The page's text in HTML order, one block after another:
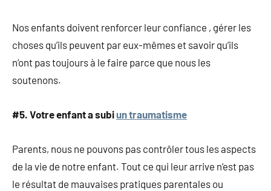
Nos enfants doivent renforcer leur confiance , gérer les
choses qu’ils peuvent par eux-mêmes et savoir qu’ils
n’ont pas toujours à le faire parce que nous les
soutenons.
#5. Votre enfant a subiun traumatisme
Parents, nous ne pouvons pas contrôler tous les aspects
de la vie de notre enfant. Tout ce qui leur arrive n’est pas
le résultat de mauvaises pratiques parentales ou